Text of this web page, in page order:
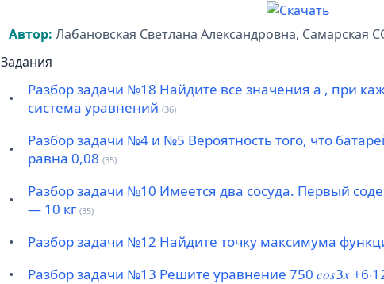
Автор: Лабановская Светлана Александровна,
Задания
•
Разбор задачи №18 Найдите все значения a , при
система уравнений (36)
•
Разбор задачи №4 и №5 Вероятность того, что
равна 0,08 (35)
•
Разбор задачи №10 Имеется два сосуда. Первый
— 10 кг (35)
• Разбор задачи №12 Найдите точку максимума
• Разбор задачи №13 Решите уравнение 750 𝑐𝑜𝑠3𝑥